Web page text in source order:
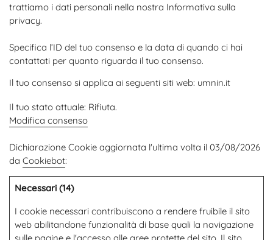
trattiamo i dati personali nella nostra Informativa sulla
privacy.
Specifica l’ID del tuo consenso e la data di quando ci hai
contattati per quanto riguarda il tuo consenso.
Il tuo consenso si applica ai seguenti siti web: umnin.it
Il tuo stato attuale: Rifiuta.
Modifica consenso
Dichiarazione Cookie aggiornata l'ultima volta il 03/08/2026
da Cookiebot:
Necessari (14)
I cookie necessari contribuiscono a rendere fruibile il sito
web abilitandone funzionalità di base quali la navigazione